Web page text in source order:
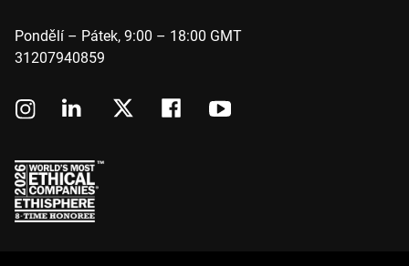
Pondělí – Pátek, 9:00 – 18:00 GMT
31207940859